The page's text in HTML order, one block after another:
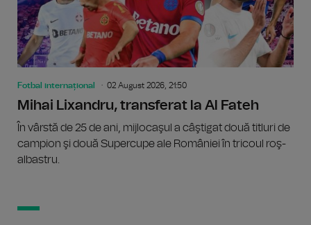
Fotbal internațional 02 August 2026, 21:50
Mihai Lixandru, transferat la Al Fateh
În vârstă de 25 de ani, mijlocaşul a câştigat două titluri de
campion şi două Supercupe ale României în tricoul roş-
albastru.